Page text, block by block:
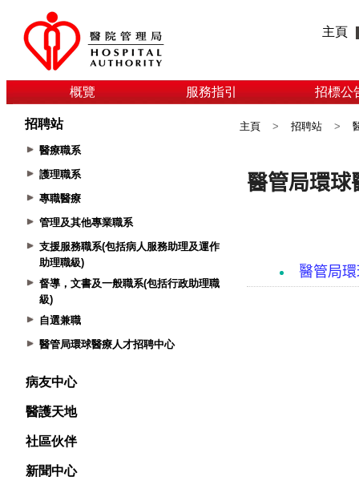
主頁
概覽 服務指引 招標公
招聘站
醫療職系
護理職系
專職醫療
管理及其他專業職系
支援服務職系(包括病人服務助理及運作
助理職級)
督導，文書及一般職系(包括行政助理職
級)
自選兼職
醫管局環球醫療人才招聘中心
病友中心
醫護天地
社區伙伴
新聞中心
主頁 > 招聘站 >